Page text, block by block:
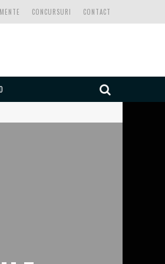
CONTACT
CONCURSURI